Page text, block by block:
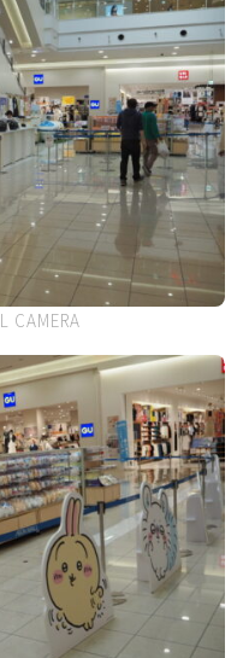
CAMERA